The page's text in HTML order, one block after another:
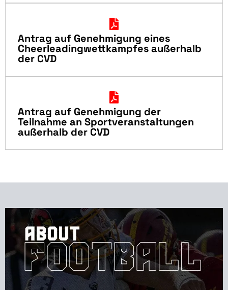
Antrag auf Genehmigung eines
Cheerleadingwettkampfes außerhalb
der CVD
Antrag auf Genehmigung der
Teilnahme an Sportveranstaltungen
außerhalb der CVD